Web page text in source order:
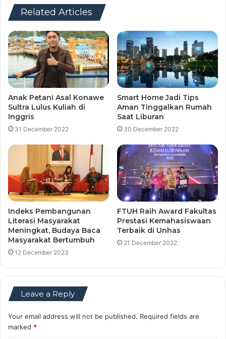
Related Articles
Anak Petani Asal Konawe
Sultra Lulus Kuliah di
Inggris
31 December 2022
Smart Home Jadi Tips
Aman Tinggalkan Rumah
Saat Liburan
30 December 2022
Indeks Pembangunan
Literasi Masyarakat
Meningkat, Budaya Baca
Masyarakat Bertumbuh
12 December 2023
FTUH Raih Award Fakultas
Prestasi Kemahasiswaan
Terbaik di Unhas
21 December 2022
Leave a Reply
Your email address will not be published. Required fields are
marked *